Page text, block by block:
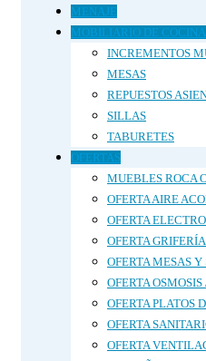
MENAJE
MOBILIARIO DE COCINA
INCREMENTOS
MESAS
REPUESTOS
SILLAS
TABURETES
OFERTAS
MUEBLES ROCA
OFERTA AIRE
OFERTA
OFERTA GRIFERÍA
OFERTA MESAS
OFERTA
OFERTA PLATOS
OFERTA
OFERTA